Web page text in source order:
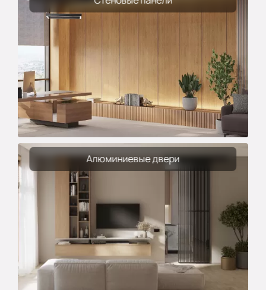
Алюминиевые двери